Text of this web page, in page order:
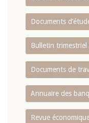
Documents
Bulletin
Documents de
Annuaire des
Revue